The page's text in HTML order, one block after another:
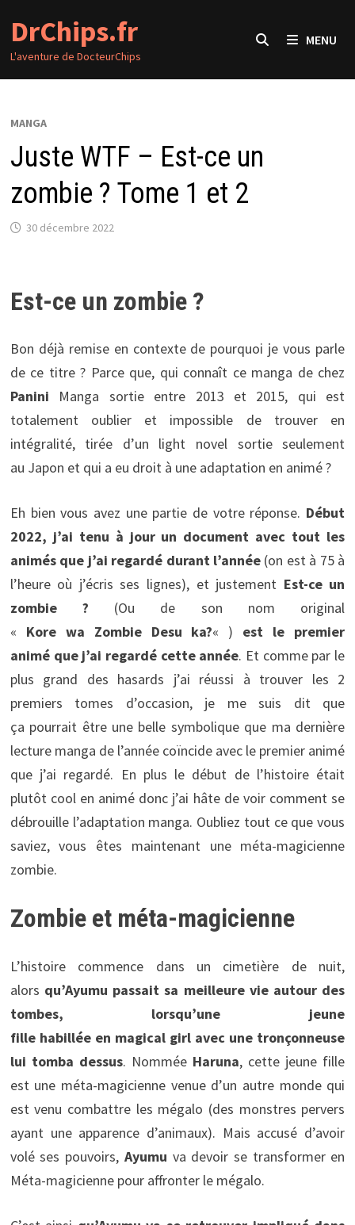
contenu
DrChips.fr
L'aventure de DocteurChips
MENU
MANGA
Juste WTF – Est-ce un
zombie ? Tome 1 et 2
30 décembre 2022
Est-ce un zombie ?
Bon déjà remise en contexte de pourquoi je vous parle
de ce titre ? Parce que, qui connaît ce manga de chez
Panini Manga sortie entre 2013 et 2015, qui est
totalement oublier et impossible de trouver en
intégralité, tirée d’un light novel sortie seulement
au Japon et qui a eu droit à une adaptation en animé ?
Eh bien vous avez une partie de votre réponse. Début
2022, j’ai tenu à jour un document avec tout les
animés que j’ai regardé durant l’année (on est à 75 à
l’heure où j’écris ses lignes), et justement Est-ce un
zombie ? (Ou de son nom original
« Kore wa Zombie Desu ka?« ) est le premier
animé que j’ai regardé cette année. Et comme par le
plus grand des hasards j’ai réussi à trouver les 2
premiers tomes d’occasion, je me suis dit que
ça pourrait être une belle symbolique que ma dernière
lecture manga de l’année coïncide avec le premier animé
que j’ai regardé. En plus le début de l’histoire était
plutôt cool en animé donc j’ai hâte de voir comment se
débrouille l’adaptation manga. Oubliez tout ce que vous
saviez, vous êtes maintenant une méta-magicienne
zombie.
Zombie et méta-magicienne
L’histoire commence dans un cimetière de nuit,
alors qu’Ayumu passait sa meilleure vie autour des
tombes, lorsqu’une jeune
fille habillée en magical girl avec une tronçonneuse
lui tomba dessus. Nommée Haruna, cette jeune fille
est une méta-magicienne venue d’un autre monde qui
est venu combattre les mégalo (des monstres pervers
ayant une apparence d’animaux). Mais accusé d’avoir
volé ses pouvoirs, Ayumu va devoir se transformer en
Méta-magicienne pour affronter le mégalo.